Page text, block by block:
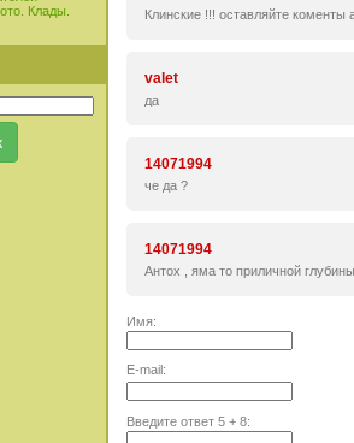
Клады.
Клинские !!! оставляйте коменты
valet
да
14071994
че да ?
14071994
Антох , яма то приличной
Имя:
E-mail:
Введите ответ 5+ 8: